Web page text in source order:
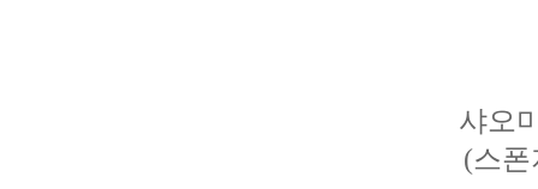
샤오
(스